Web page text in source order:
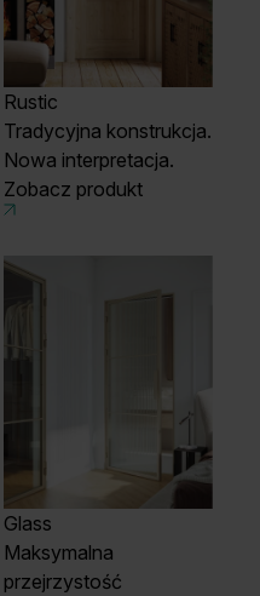
Rustic
Tradycyjna konstrukcja.
Nowa interpretacja.
Zobacz produkt
Glass
Maksymalna
przejrzystość